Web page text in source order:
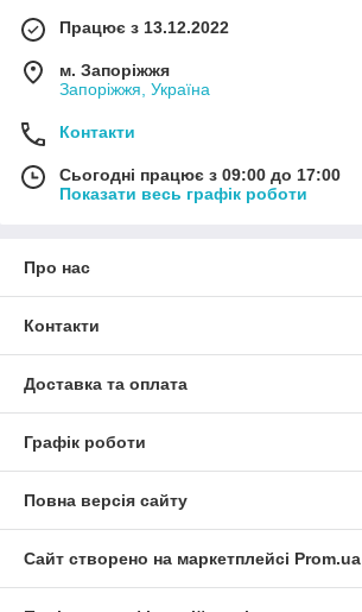
Працює з 13.12.2022
м. Запоріжжя
Запоріжжя, Україна
Контакти
Сьогодні працює з 09:00 до 17:00
Показати весь графік роботи
Про нас
Контакти
Доставка та оплата
Графік роботи
Повна версія сайту
Сайт створено на маркетплейсі Prom.ua